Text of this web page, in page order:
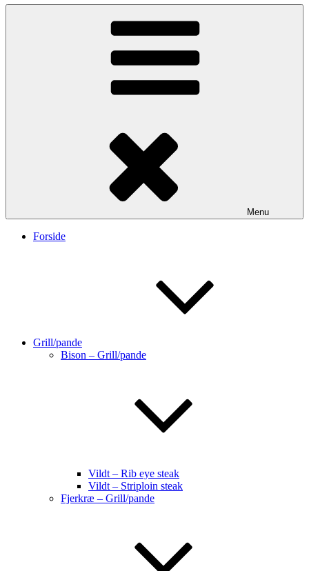
Menu
Forside
Grill/pande
Bison – Grill/pande
Vildt – Rib eye steak
Vildt – Striploin steak
Fjerkræ – Grill/pande